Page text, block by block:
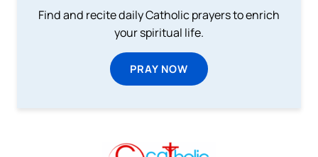
Find and recite daily Catholic prayers to enrich
your spiritual life.
PRAY NOW